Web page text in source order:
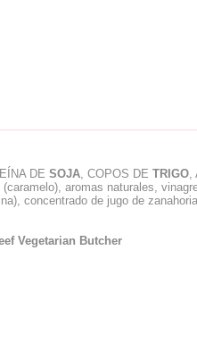
DE SOJA, COPOS DE TRIGO,
aromas naturales,
concentrado de jugo de
Vegetarian Butcher